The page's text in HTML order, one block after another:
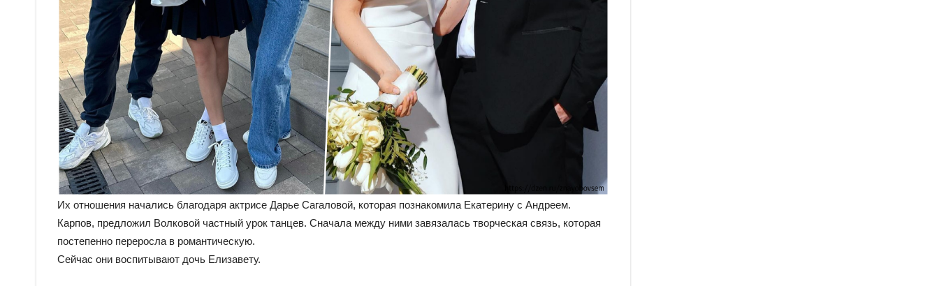
Их отношения начались благодаря актрисе Дарье Сагаловой, которая познакомила Екатерину с Андреем.
Карпов, предложил Волковой частный урок танцев. Сначала между ними завязалась творческая связь, которая
постепенно переросла в романтическую.
Сейчас они воспитывают дочь Елизавету.